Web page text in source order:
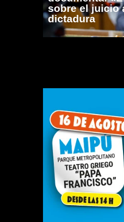
sobre el juicio
dictadura